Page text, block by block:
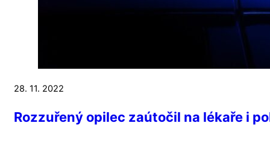
28. 11. 2022
Rozzuřený opilec zaútočil na lékaře i